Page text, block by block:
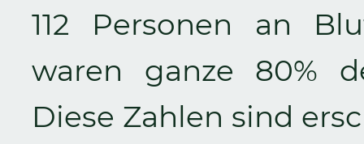
112 Personen an
waren ganze 80%
Diese Zahlen sind